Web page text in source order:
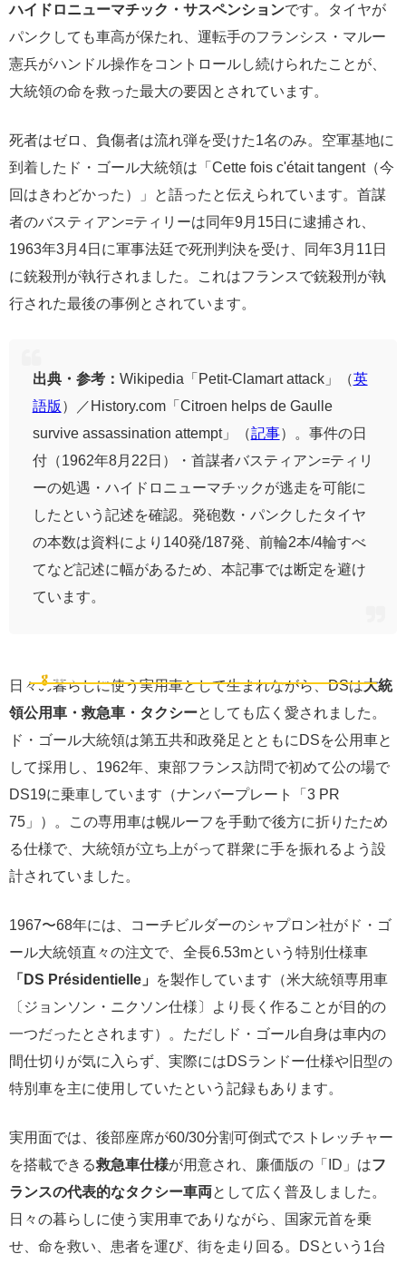
ハイドロニューマチック・サスペンションです。タイヤが
パンクしても車高が保たれ、運転手のフランシス・マルー
憲兵がハンドル操作をコントロールし続けられたことが、
大統領の命を救った最大の要因とされています。
死者はゼロ、負傷者は流れ弾を受けた1名のみ。空軍基地に
到着したド・ゴール大統領は「Cette fois c'était tangent（今
回はきわどかった）」と語ったと伝えられています。首謀
者のバスティアン=ティリーは同年9月15日に逮捕され、
1963年3月4日に軍事法廷で死刑判決を受け、同年3月11日
に銃殺刑が執行されました。これはフランスで銃殺刑が執
行された最後の事例とされています。
出典・参考： Wikipedia「Petit-Clamart attack」（英
語版 ）／History.com「Citroen helps de Gaulle
survive assassination attempt」（記事）。事件の日
付（1962年8月22日）・首謀者バスティアン=ティリ
ーの処遇・ハイドロニューマチックが逃走を可能に
したという記述を確認。発砲数・パンクしたタイヤ
の本数は資料により140発/187発、前輪2本/4輪すべ
てなど記述に幅があるため、本記事では断定を避け
ています。
🎖️ 実用の歴史
日々の暮らしに使う実用車として生まれながら、DSは大統
領公用車・救急車・タクシーとしても広く愛されました。
ド・ゴール大統領は第五共和政発足とともにDSを公用車と
して採用し、1962年、東部フランス訪問で初めて公の場で
DS19に乗車しています（ナンバープレート「3 PR
75」）。この専用車は幌ルーフを手動で後方に折りたため
る仕様で、大統領が立ち上がって群衆に手を振れるよう設
計されていました。
1967〜68年には、コーチビルダーのシャプロン社がド・ゴ
ール大統領直々の注文で、全長6.53mという特別仕様車
「DS Présidentielle」
を製作しています（米大統領専用車
〔ジョンソン・ニクソン仕様〕より長く作ることが目的の
一つだったとされます）。ただしド・ゴール自身は車内の
間仕切りが気に入らず、実際にはDSランドー仕様や旧型の
特別車を主に使用していたという記録もあります。
実用面では、後部座席が60/30分割可倒式でストレッチャー
を搭載できる救急車仕様が用意され、廉価版の「ID」はフ
ランスの代表的なタクシー車両として広く普及しました。
日々の暮らしに使う実用車でありながら、国家元首を乗
せ、命を救い、患者を運び、街を走り回る。DSという1台